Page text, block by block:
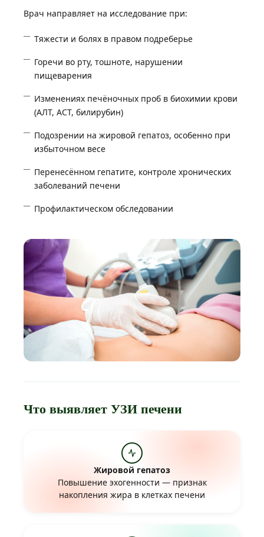
Врач направляет на исследование при:
Тяжести и болях в правом подреберье
Горечи во рту, тошноте, нарушении
пищеварения
Изменениях печёночных проб в биохимии крови
(АЛТ, АСТ, билирубин)
Подозрении на жировой гепатоз, особенно при
избыточном весе
Перенесённом гепатите, контроле хронических
заболеваний печени
Профилактическом обследовании
Что выявляет УЗИ печени
Жировой гепатоз
Повышение эхогенности — признак
накопления жира в клетках печени